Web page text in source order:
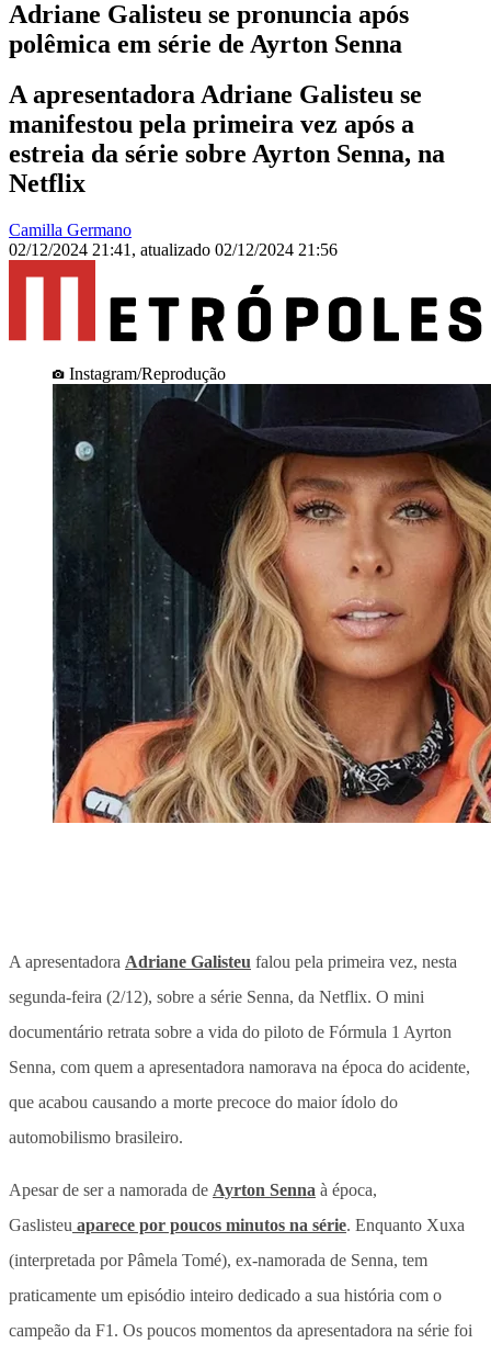
Adriane Galisteu se pronuncia após
polêmica em série de Ayrton Senna
A apresentadora Adriane Galisteu se
manifestou pela primeira vez após a
estreia da série sobre Ayrton Senna, na
Netflix
Camilla Germano
02/12/2024 21:41 , atualizado 02/12/2024 21:56
Instagram/Reprodução
A apresentadora Adriane Galisteu falou pela primeira vez, nesta
segunda-feira (2/12), sobre a série Senna, da Netflix. O mini
documentário retrata sobre a vida do piloto de Fórmula 1 Ayrton
Senna, com quem a apresentadora namorava na época do acidente,
que acabou causando a morte precoce do maior ídolo do
automobilismo brasileiro.
Apesar de ser a namorada de Ayrton Senna à época,
Gaslisteu aparece por poucos minutos na série. Enquanto Xuxa
(interpretada por Pâmela Tomé), ex-namorada de Senna, tem
praticamente um episódio inteiro dedicado a sua história com o
campeão da F1. Os poucos momentos da apresentadora na série foi